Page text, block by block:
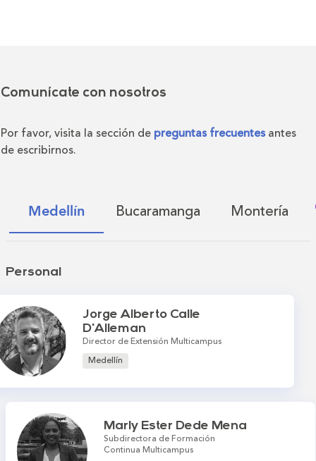
Comunícate con nosotros
Por favor, visita la sección de preguntas frecuentes antes
de escribirnos.
Medellín Bucaramanga Montería
Personal
Jorge Alberto Calle
D'Alleman
Director de Extensión Multicampus
Medellín
Marly Ester Dede Mena
Subdirectora de Formación
Continua Multicampus